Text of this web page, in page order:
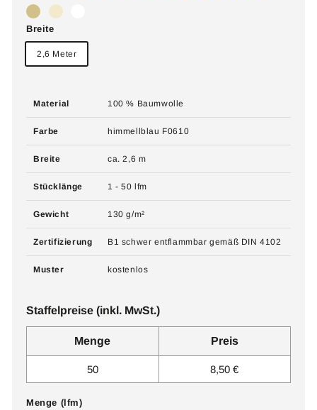
Breite
2,6 Meter
Material 100 % Baumwolle
Farbe himmellblau F0610
Breite ca. 2,6 m
Stücklänge 1 - 50 lfm
Gewicht 130 g/m²
Zertifizierung B1 schwer entflammbar gemäß DIN 4102
Muster kostenlos
Staffelpreise (inkl. MwSt.)
Menge Preis
50 8,50 €
Menge (lfm)